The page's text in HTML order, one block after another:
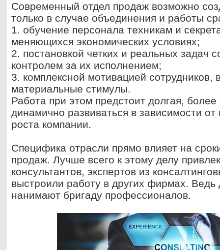
Современный отдел продаж возможно
только в случае объединения и работы
1. обучение персонала техникам и
меняющихся экономических условиях;
2. постановкой четких и реальных задач
контролем за их исполнением;
3. комплексной мотивацией
материальные стимулы.
Работа при этом предстоит долгая,
динамично развиваться в зависимости
роста компании.
Специфика отрасли прямо влияет на
продаж. Лучше всего к этому делу
консультантов, экспертов из
выстроили работу в других фирмах. Ведь
нанимают бригаду профессионалов.